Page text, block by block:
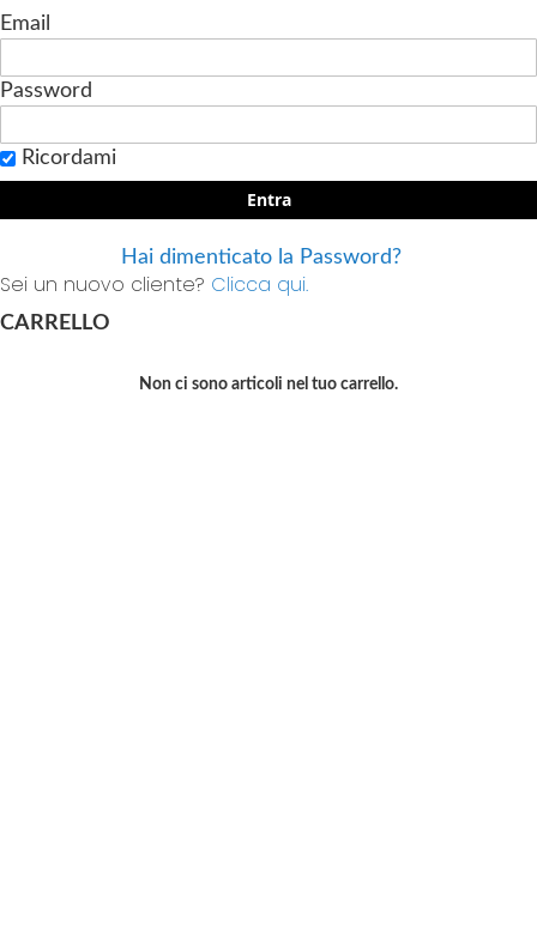
Email
Password
Ricordami
Entra
Hai dimenticato la Password?
Sei un nuovo cliente? Clicca qui.
CARRELLO
Non ci sono articoli nel tuo carrello.